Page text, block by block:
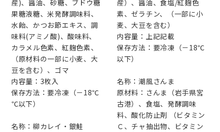
産)、醤油、砂糖、ブドウ糖
果糖液糖、米発酵調味料、
水飴、かつお節エキス、調
味料(アミノ酸)、酸味料、
カラメル色素、紅麹色素、
（原材料の一部に小麦、大
豆を含む）、ゴマ
内容量：3枚入
保存方法：要冷凍（－18℃
℃以下）
名称：柳カレイ・銀鮭
産）、醤油、食塩/紅麹色
素、ゼラチン、（一部に小
麦、大豆を含む）
内容量：上記記載
保存方法：要冷凍（－18℃
以下）
名称：潮風さんま
原材料：さんま（岩手県宮
古港）、食塩、発酵調味
料、酸化防止剤 （ビタミン
Ｃ、チャ抽出物、ビタミン